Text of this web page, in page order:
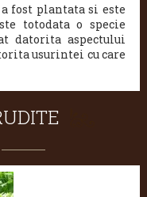
fost plantata si este
totodata o specie
datorita aspectului
usurintei cu care